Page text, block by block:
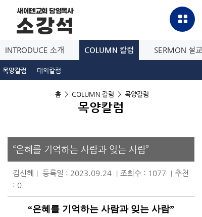
새에덴교회 담임목사
소강석
INTRODUCE 소개 COLUMN 칼럼 SERMON 설교
목양칼럼 대외칼럼
홈 > COLUMN 칼럼 > 목양칼럼
목양칼럼
“은혜를 기억하는 사람과 잊는 사람”
김신혜 등록일 : 2023.09.24 조회수 : 1077
추천
: 0
“은혜를 기억하는 사람과 잊는 사람”